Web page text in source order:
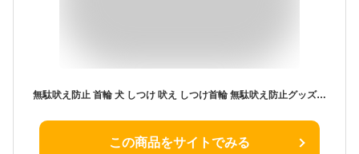
無駄吠え防止 首輪 犬 しつけ 吠え しつけ首輪 無駄吠え防止グッズTRADELINE 振動 トレーニング 充電式 調節可能 軽量 鳴き声対策 犬の無駄吠え防止 無駄吠え防止器 小型犬 中型犬 大型犬 対策グッズ 吠え防止 ペット アラート
この商品をサイトでみる